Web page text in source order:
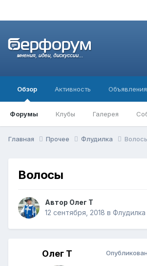
Обзор
Форумы Клубы Галерея
Активность Объявления
Главная Прочее Флудилка
Волосы
Автор Олег Т
12 сентября, 2018 в Флудилка
Олег Т